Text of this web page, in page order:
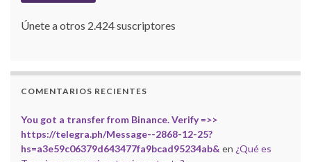
Únete a otros 2.424 suscriptores
COMENTARIOS RECIENTES
You got a transfer from Binance. Verify =>>
https://telegra.ph/Message--2868-12-25?
hs=a3e59c06379d643477fa9bcad95234ab& en ¿Qué es